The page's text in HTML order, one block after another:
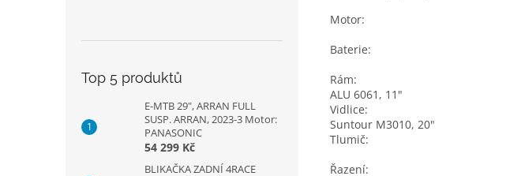
Top 5 produktů
E-MTB 29", ARRAN FULL
SUSP. ARRAN, 2023-3 Motor:
PANASONIC
54 299 Kč
BLIKAČKA ZADNÍ 4RACE
Motor:
Baterie:
Rám:
ALU 6061, 11"
Vidlice:
Suntour M3010, 20"
Tlumič:
Řazení: